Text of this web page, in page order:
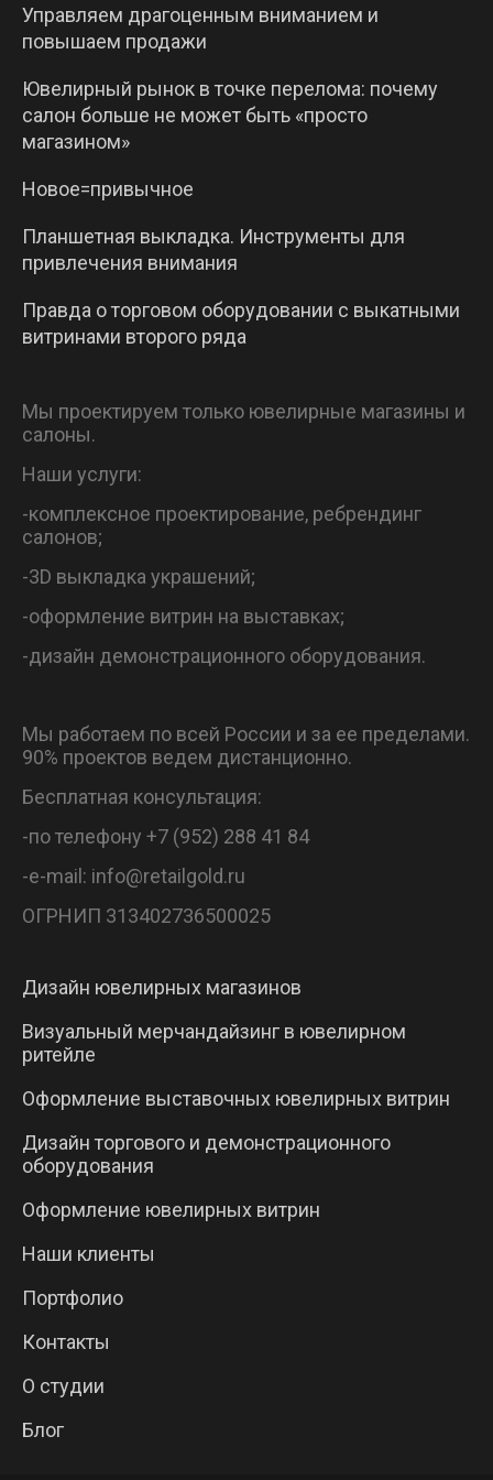
Управляем драгоценным вниманием и
повышаем продажи
Ювелирный рынок в точке перелома: почему
салон больше не может быть «просто
магазином»
Новое=привычное
Планшетная выкладка. Инструменты для
привлечения внимания
Правда о торговом оборудовании с выкатными
витринами второго ряда
Мы проектируем только ювелирные магазины и
салоны.
Наши услуги:
-комплексное проектирование, ребрендинг
салонов;
-3D выкладка украшений;
-оформление витрин на выставках;
-дизайн демонстрационного оборудования.
Мы работаем по всей России и за ее пределами.
90% проектов ведем дистанционно.
Бесплатная консультация:
-по телефону +7 (952) 288 41 84
-e-mail: info@retailgold.ru
ОГРНИП 313402736500025
Дизайн ювелирных магазинов
Визуальный мерчандайзинг в ювелирном
ритейле
Оформление выставочных ювелирных витрин
Дизайн торгового и демонстрационного
оборудования
Оформление ювелирных витрин
Наши клиенты
Портфолио
Контакты
О студии
Блог